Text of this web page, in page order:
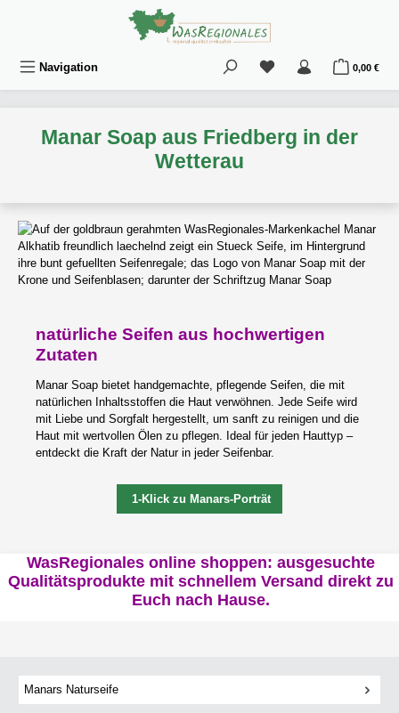
Zum Hauptinhalt springen
Navigation Du hast 0 Produkte
0,00 €
Manar Soap aus Friedberg in der
Wetterau
natürliche Seifen aus hochwertigen
Zutaten
Manar Soap bietet handgemachte, pflegende Seifen, die mit
natürlichen Inhaltsstoffen die Haut verwöhnen. Jede Seife wird
mit Liebe und Sorgfalt hergestellt, um sanft zu reinigen und die
Haut mit wertvollen Ölen zu pflegen. Ideal für jeden Hauttyp –
entdeckt die Kraft der Natur in jeder Seifenbar.
1-Klick zu Manars-Porträt
WasRegionales online shoppen: ausgesuchte
Qualitätsprodukte mit schnellem Versand direkt zu
Euch nach Hause.
Manars Naturseife